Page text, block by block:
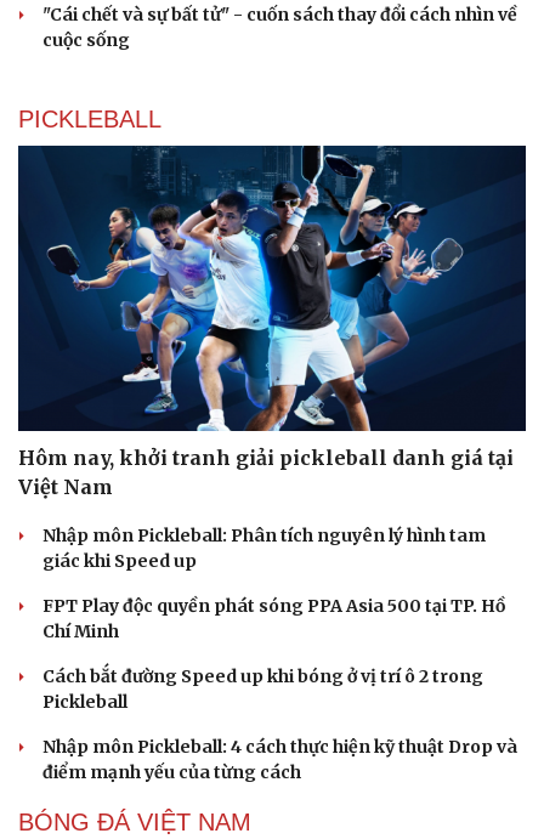
"Cái chết và sự bất tử" - cuốn sách thay đổi cách nhìn về
cuộc sống
PICKLEBALL
Hôm nay, khởi tranh giải pickleball danh giá tại
Việt Nam
Nhập môn Pickleball: Phân tích nguyên lý hình tam
giác khi Speed up
FPT Play độc quyền phát sóng PPA Asia 500 tại TP. Hồ
Chí Minh
Cách bắt đường Speed up khi bóng ở vị trí ô 2 trong
Pickleball
Nhập môn Pickleball: 4 cách thực hiện kỹ thuật Drop và
điểm mạnh yếu của từng cách
BÓNG ĐÁ VIỆT NAM